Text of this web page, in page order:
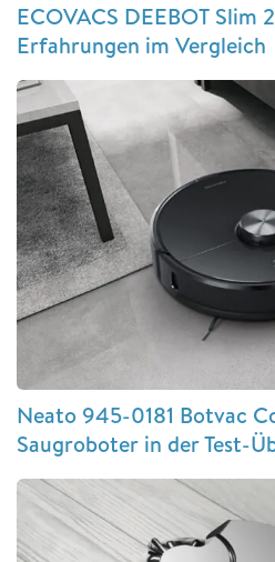
ECOVACS DEEBOT Slim
Erfahrungen im Vergleich
Neato 945-0181 Botvac
Saugroboter in der Test-